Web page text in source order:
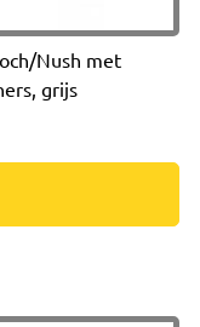
Nush met
grijs